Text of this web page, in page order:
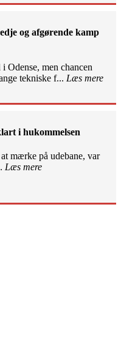
og afgørende kamp
Odense, men chancen
tekniske f... Læs mere
i hukommelsen
mærke på udebane, var
Læs mere